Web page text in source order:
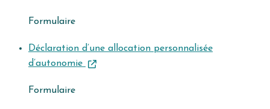
Formulaire
Déclaration d’une allocation personnalisée
d’autonomie
Formulaire